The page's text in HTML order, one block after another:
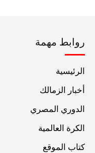
روابط مهمة
الرئيسية
أخبار الزمالك
الدوري المصري
الكرة العالمية
كتاب الموقع